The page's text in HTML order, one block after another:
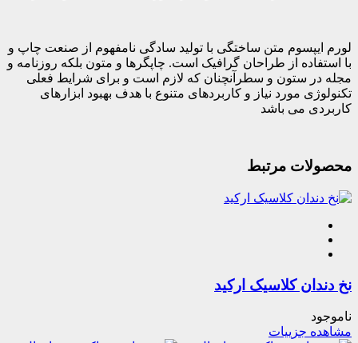
لورم ایپسوم متن ساختگی با تولید سادگی نامفهوم از صنعت چاپ و
با استفاده از طراحان گرافیک است. چاپگرها و متون بلکه روزنامه و
مجله در ستون و سطرآنچنان که لازم است و برای شرایط فعلی
تکنولوژی مورد نیاز و کاربردهای متنوع با هدف بهبود ابزارهای
کاربردی می باشد
محصولات مرتبط
نخ دندان کلاسیک ارکید
ناموجود
مشاهده جزییات